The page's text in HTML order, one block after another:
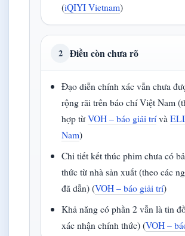
(iQIYI Vietnam)
2 Điều còn chưa rõ
Đạo diễn chính xác vẫn chưa
rộng rãi trên báo chí Việt Nam
hợp từVOH – báo giải trívà
Nam)
Chi tiết kết thúc phim chưa có
thức từ nhà sản xuất (theo các
đã dẫn) (VOH – báo giải trí)
Khả năng có phần 2 vẫn là tin
xác nhận chính thức) (VOH –